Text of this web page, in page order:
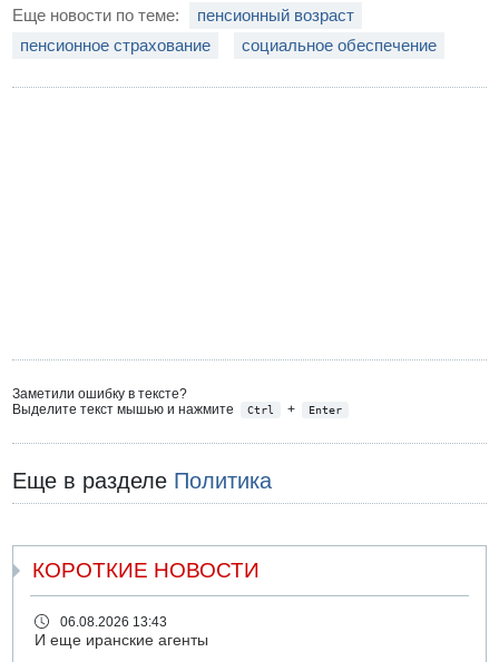
Еще новости по теме:
пенсионный возраст
пенсионное страхование
социальное обеспечение
Заметили ошибку в тексте?
Выделите текст мышью и нажмите
Ctrl + Enter
Еще в разделе Политика
КОРОТКИЕ НОВОСТИ
06.08.2026 13:43
И еще иранские агенты